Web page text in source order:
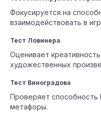
Фокусируется на
взаимодействовать в
Тест Ловинера
Оценивает
художественных
Тест Виноградова
Проверяет способность
метафоры.